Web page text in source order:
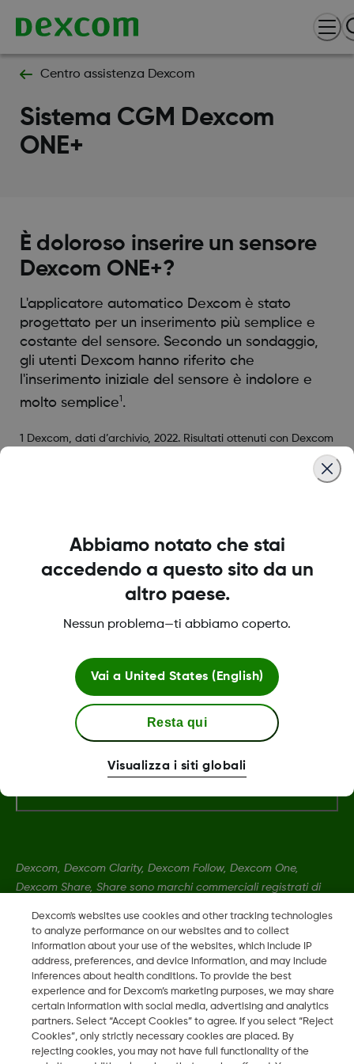
Centro assistenza Dexcom
Sistema CGM Dexcom
ONE+
È doloroso inserire un sensore
Dexcom ONE+?
L'applicatore automatico Dexcom è stato
progettato per un inserimento più semplice e
costante del sensore. Secondo un sondaggio,
gli utenti Dexcom hanno riferito che
l'inserimento iniziale del sensore è indolore e
molto semplice1 .
1 Dexcom, dati d’archivio, 2022. Risultati ottenuti con Dexcom
G7, che condivide la stessa piattaforma hardware di Dexcom
Was this article helpful?
LBL-1005393 Rev001
Termini e condizioni
Maggiori informazioni
Dexcom, Dexcom Clarity, Dexcom Follow, Dexcom One,
Dexcom Share, Share sono marchi commerciali registrati di
paesi.
LBL016812 Rev001 •LBL-1005393 Rev001
2026 Dexcom, Inc. Tutti i diritti riservati.
Dexcom's websites use cookies and other tracking technologies
to analyze performance on our websites and to collect
information about your use of the websites, which include IP
address, preferences, and device information, and may include
inferences about health conditions. To provide the best
experience and for Dexcom’s marketing purposes, we may share
certain information with social media, advertising and analytics
partners. Select “Accept Cookies” to agree. If you select “Reject
Cookies”, only strictly necessary cookies are placed. By
rejecting cookies, you may not have full functionality of the
Abbiamo notato che stai
accedendo a questo sito da un
altro paese.
Nessun problema—ti abbiamo coperto.
Vai a United States (English)
Resta qui
Visualizza i siti globali